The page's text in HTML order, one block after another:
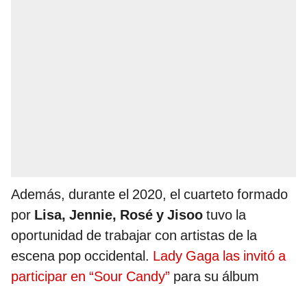
Además, durante el 2020, el cuarteto formado
por Lisa, Jennie, Rosé y Jisoo tuvo la
oportunidad de trabajar con artistas de la
escena pop occidental. Lady Gaga las invitó a
participar en “Sour Candy” para su álbum